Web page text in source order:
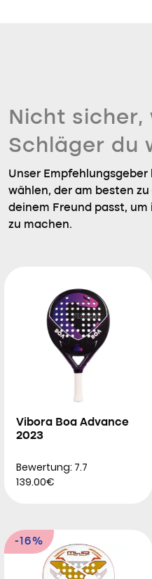
Nicht sicher,
Schläger du
Unser
wählen, der am besten
deinem Freund passt,
zu machen.
Vibora Boa Advance
2023
Bewertung: 7.7
139.00€
-16%